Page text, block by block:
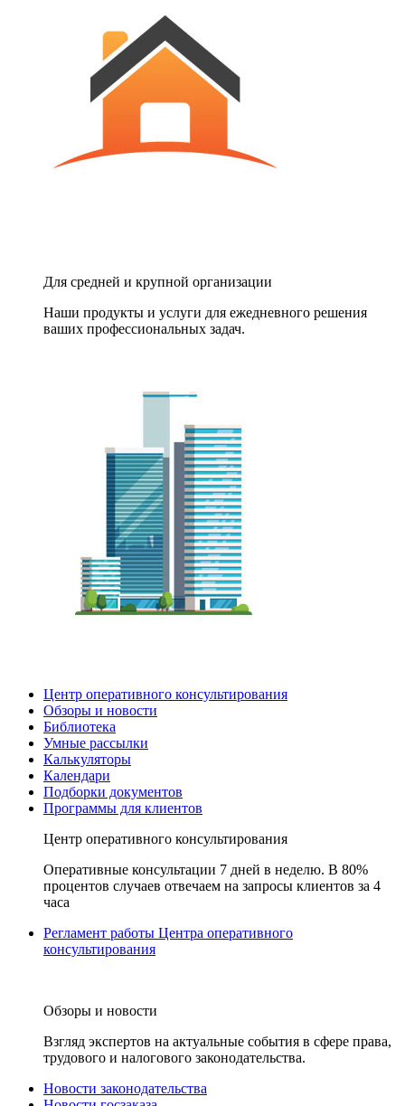
Для средней и крупной организации
Наши продукты и услуги для ежедневного решения
ваших профессиональных задач.
Центр оперативного консультирования
Обзоры и новости
Библиотека
Умные рассылки
Калькуляторы
Календари
Подборки документов
Программы для клиентов
Центр оперативного консультирования
Оперативные консультации 7 дней в неделю. В 80%
процентов случаев отвечаем на запросы клиентов за 4
часа
Регламент работы Центра оперативного
консультирования
Обзоры и новости
Взгляд экспертов на актуальные события в сфере права,
трудового и налогового законодательства.
Новости законодательства